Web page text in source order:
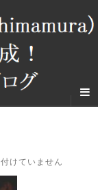
けていません